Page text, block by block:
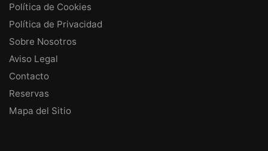
Política de Cookies
Política de Privacidad
Sobre Nosotros
Aviso Legal
Contacto
Reservas
Mapa del Sitio